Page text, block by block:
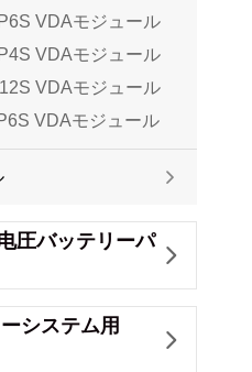
VDAモジュール
VDAモジュール
VDAモジュール
VDAモジュール

圧バッテリーパ

システム用
